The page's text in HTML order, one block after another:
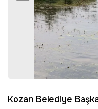
Kozan Belediye